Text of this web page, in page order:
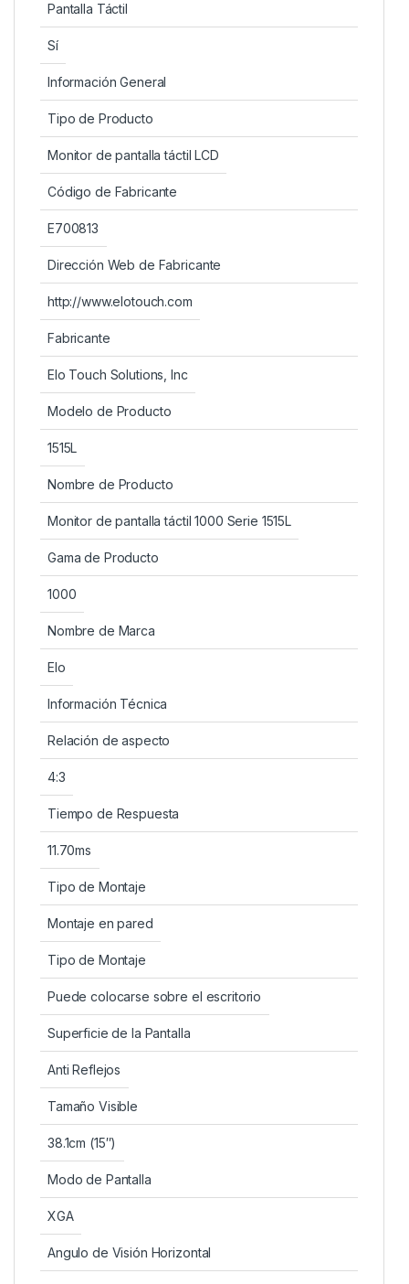
Pantalla Táctil
Sí
Información General
Tipo de Producto
Monitor de pantalla táctil LCD
Código de Fabricante
E700813
Dirección Web de Fabricante
http://www.elotouch.com
Fabricante
Elo Touch Solutions, Inc
Modelo de Producto
1515L
Nombre de Producto
Monitor de pantalla táctil 1000 Serie 1515L
Gama de Producto
1000
Nombre de Marca
Elo
Información Técnica
Relación de aspecto
4:3
Tiempo de Respuesta
11.70ms
Tipo de Montaje
Montaje en pared
Tipo de Montaje
Puede colocarse sobre el escritorio
Superficie de la Pantalla
Anti Reflejos
Tamaño Visible
38.1cm (15″)
Modo de Pantalla
XGA
Angulo de Visión Horizontal